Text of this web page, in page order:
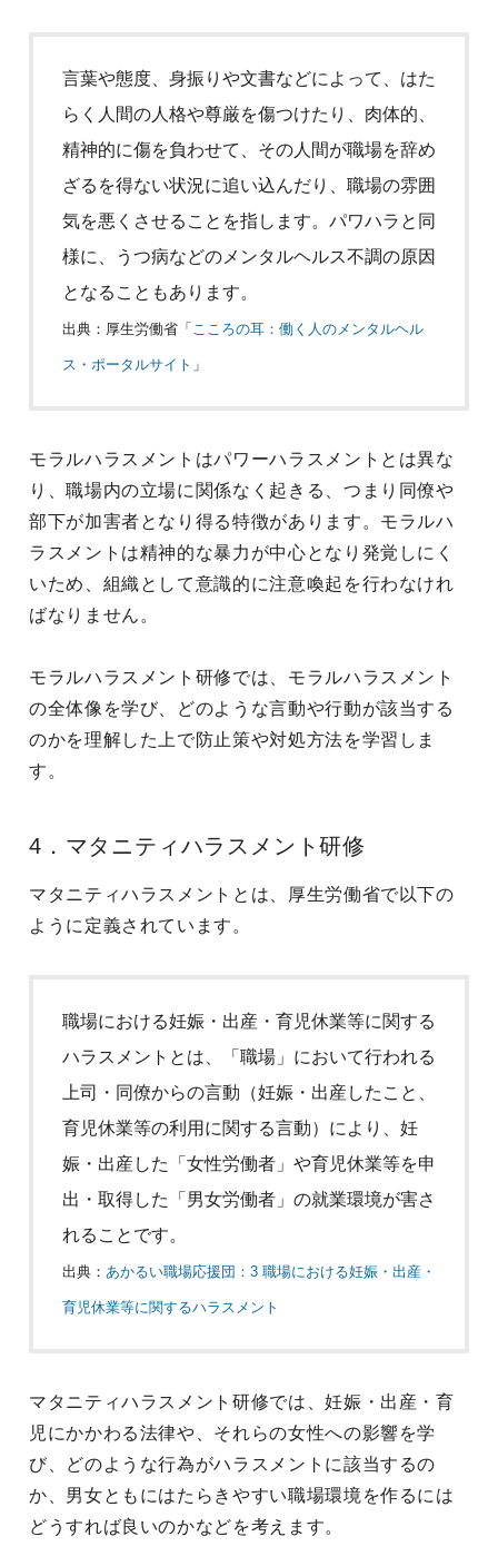
言葉や態度、身振りや文書などによって、はた
らく人間の人格や尊厳を傷つけたり、肉体的、
精神的に傷を負わせて、その人間が職場を辞め
ざるを得ない状況に追い込んだり、職場の雰囲
気を悪くさせることを指します。パワハラと同
様に、うつ病などのメンタルヘルス不調の原因
となることもあります。
出典：厚生労働省「 こころの耳：働く人のメンタルヘル
ス・ポータルサイト 」
モラルハラスメントはパワーハラスメントとは異な
り、職場内の立場に関係なく起きる、つまり同僚や
部下が加害者となり得る特徴があります。モラルハ
ラスメントは精神的な暴力が中心となり発覚しにく
いため、組織として意識的に注意喚起を行わなけれ
ばなりません。
モラルハラスメント研修では、モラルハラスメント
の全体像を学び、どのような言動や行動が該当する
のかを理解した上で防止策や対処方法を学習しま
す。
4．マタニティハラスメント研修
マタニティハラスメントとは、厚生労働省で以下の
ように定義されています。
職場における妊娠・出産・育児休業等に関する
ハラスメントとは、「職場」において行われる
上司・同僚からの言動（妊娠・出産したこと、
育児休業等の利用に関する言動）により、妊
娠・出産した「女性労働者」や育児休業等を申
出・取得した「男女労働者」の就業環境が害さ
れることです。
出典： あかるい職場応援団：3 職場における妊娠・出産・
育児休業等に関するハラスメント
マタニティハラスメント研修では、妊娠・出産・育
児にかかわる法律や、それらの女性への影響を学
び、どのような行為がハラスメントに該当するの
か、男女ともにはたらきやすい職場環境を作るには
どうすれば良いのかなどを考えます。